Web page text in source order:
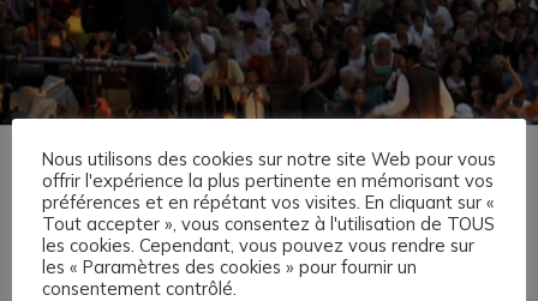
Accueil»Agenda
Agenda
Nous utilisons des cookies sur notre site Web pour vous
offrir l'expérience la plus pertinente en mémorisant vos
préférences et en répétant vos visites. En cliquant sur «
Tout accepter », vous consentez à l'utilisation de TOUS
les cookies. Cependant, vous pouvez vous rendre sur
les « Paramètres des cookies » pour fournir un
consentement contrôlé.